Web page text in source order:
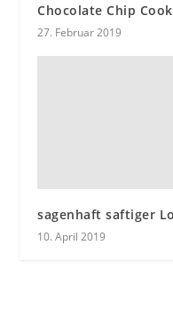
Chocolate Chip
27. Februar 2019
sagenhaft saftiger
10. April 2019